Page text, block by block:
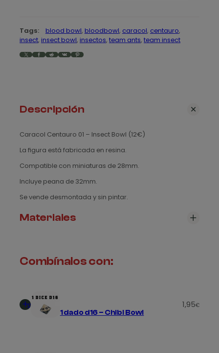
o
l
C
u
o
1
–
n
s
c
w
n
Tags: blood bowl, bloodbowl, caracol, centauro
insect, insect bowl, insectos, team ants, team insect
X Facebook Reddit VK Pinterest
Descripción
Caracol Centauro 01 – Insect Bowl (12€)
La figura está fabricada en resina.
Compatible con miniaturas de 28mm.
Incluye peana de 32mm.
Se vende desmontada y sin pintar.
Materiales
Combínalos con:
Añadir
al
carrito
1 dado d16 – Chibi Bowl
1,95€